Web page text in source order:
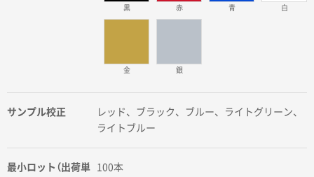
黒 赤 青 白
金 銀
サンプル校正
レッド、ブラック、ブルー、ライトグリーン、
ライトブルー
最小ロット（出荷単
100本